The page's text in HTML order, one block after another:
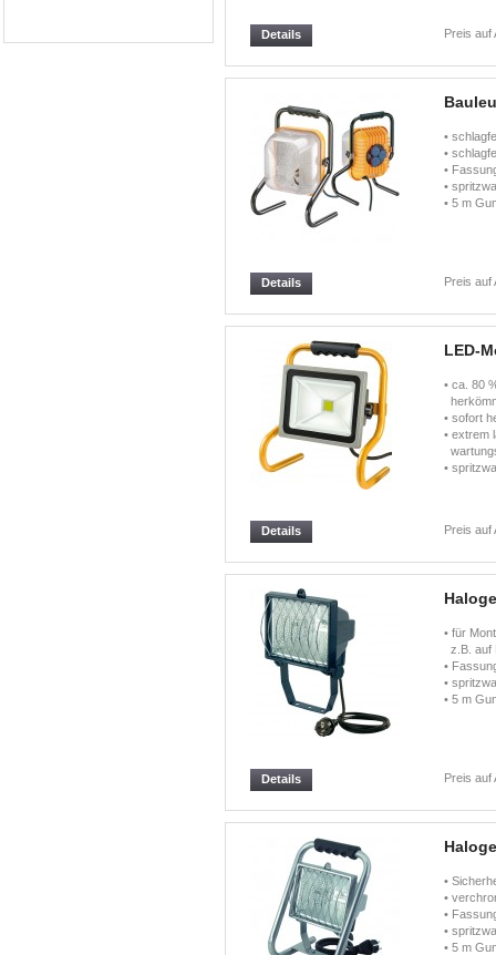
Preis auf
Details
•
•
•
•
• 5 m
Preis auf
Details
LED-
• ca. 80
• sofort
• extrem
•
Preis auf
Details
• für
z.B. auf
•
•
• 5 m
Preis auf
Details
•
•
•
•
• 5 m